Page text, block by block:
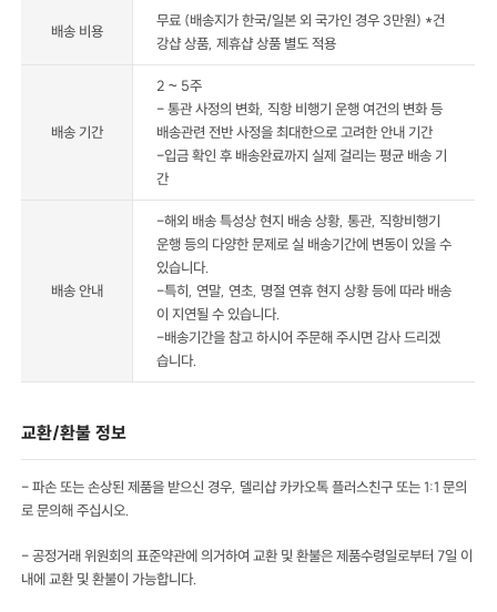
배송 비용
무료 (배송지가 한국/일본 외 국가인 경우 3만원) *건
강샵 상품, 제휴샵 상품 별도 적용
배송 기간
2 ~ 5주
- 통관 사정의 변화, 직항 비행기 운행 여건의 변화 등
배송관련 전반 사정을 최대한으로 고려한 안내 기간
-입금 확인 후 배송완료까지 실제 걸리는 평균 배송 기
간
배송 안내
-해외 배송 특성상 현지 배송 상황, 통관, 직항비행기
운행 등의 다양한 문제로 실 배송기간에 변동이 있을 수
있습니다.
-특히, 연말, 연초, 명절 연휴 현지 상황 등에 따라 배송
이 지연될 수 있습니다.
-배송기간을 참고 하시어 주문해 주시면 감사 드리겠
습니다.
교환/환불 정보
- 파손 또는 손상된 제품을 받으신 경우, 델리샵 카카오톡 플러스친구 또는 1:1 문의
로 문의해 주십시오.
- 공정거래 위원회의 표준약관에 의거하여 교환 및 환불은 제품수령일로부터 7일 이
내에 교환 및 환불이 가능합니다.